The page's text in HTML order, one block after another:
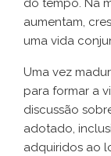
do tempo. Na
aumentam,
uma vida
Uma vez
para formar a
discussão
adotado,
adquiridos ao